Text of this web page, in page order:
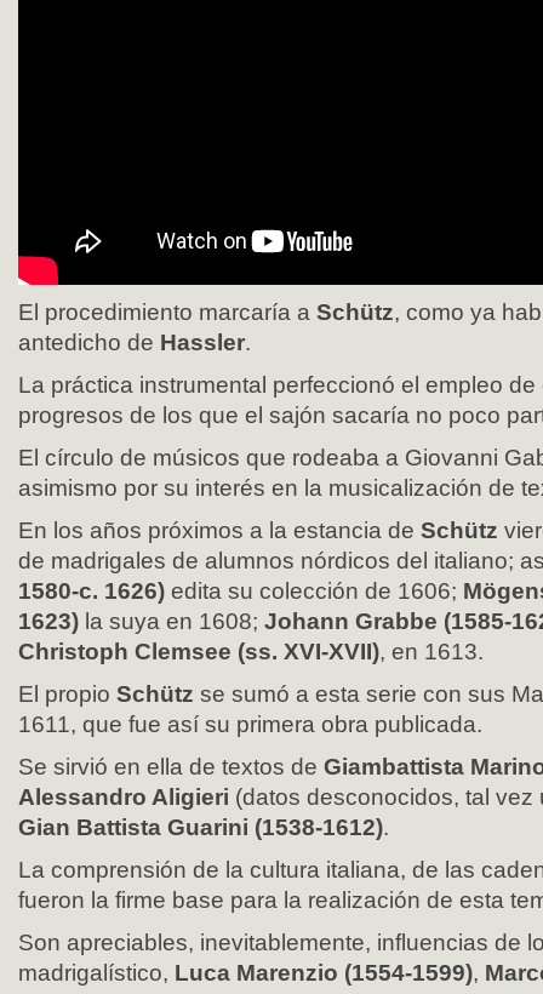
El procedimiento marcaría a Schütz, como ya
antedicho de Hassler.
La práctica instrumental perfeccionó el empleo
progresos de los que el sajón sacaría no poco
El círculo de músicos que rodeaba a Giovanni
asimismo por su interés en la musicalización de
En los años próximos a la estancia de Schütz
de madrigales de alumnos nórdicos del italiano;
1580-c. 1626) edita su colección de 1606;
1623) la suya en 1608; Johann Grabbe (1585-
Christoph Clemsee (ss. XVI-XVII), en 1613.
El propio Schütz se sumó a esta serie con sus
1611, que fue así su primera obra publicada.
Se sirvió en ella de textos de Giambattista
Alessandro Aligieri (datos desconocidos, tal vez
Gian Battista Guarini (1538-1612).
La comprensión de la cultura italiana, de las
fueron la firme base para la realización de esta
Son apreciables, inevitablemente, influencias de
madrigalístico, Luca Marenzio (1554-1599),